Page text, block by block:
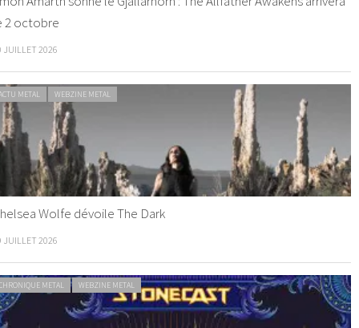
2 octobre
JUILLET 2026
METAL WEBZINE METAL
Wolfe dévoile The Dark
JUILLET 2026
METAL WEBZINE METAL